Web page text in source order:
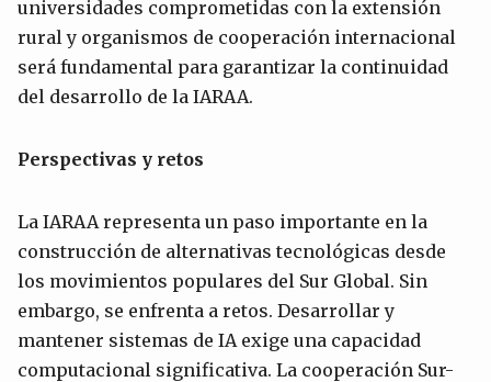
universidades comprometidas con la extensión
rural y organismos de cooperación internacional
será fundamental para garantizar la continuidad
del desarrollo de la IARAA.
Perspectivas y retos
La IARAA representa un paso importante en la
construcción de alternativas tecnológicas desde
los movimientos populares del Sur Global. Sin
embargo, se enfrenta a retos. Desarrollar y
mantener sistemas de IA exige una capacidad
computacional significativa. La cooperación Sur-